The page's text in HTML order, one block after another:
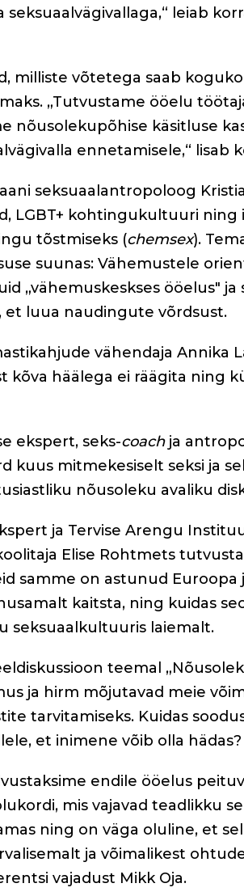
leiab
milliste võtetega saab
„Tutvustame ööelu
nõusolekupõhise käsitluse
ennetamisele,“ lisab
seksuaalantropoloog
LGBT+ kohtingukultuuri
tõstmiseks (chemsex).
suunas: Vähemustele
„vähemuskeskses ööelus" ja
et luua naudingute võrdsust.
vähendaja Annika
häälega ei räägita ning
ekspert, seks-coachja
kuus mitmekesiselt seksi ja
nõusoleku avaliku
ja Tervise Arengu
Elise Rohtmets
samme on astunud Euroopa
kaitsta, ning kuidas
seksuaalkultuuris laiemalt.
teemal
ja hirm mõjutavad meie
tarvitamiseks. Kuidas
et inimene võib olla hädas?
endile ööelus
mis vajavad teadlikku
ning on väga oluline, et
ja võimalikest
vajadust Mikk Oja.